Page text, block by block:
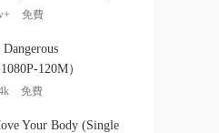
免費
120M）
免費
Your Body (Single